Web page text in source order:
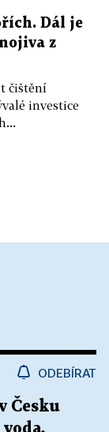
Dál je
z
čištění
investice
ODEBÍRAT
Česku